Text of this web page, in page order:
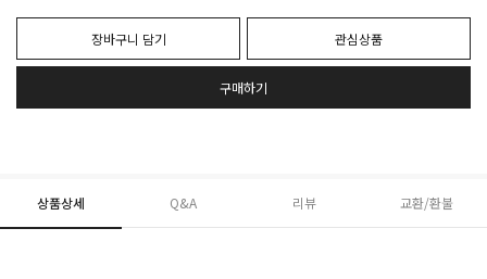
장바구니 담기 관심상품
구매하기
상품상세 Q&A 리뷰 교환/환불